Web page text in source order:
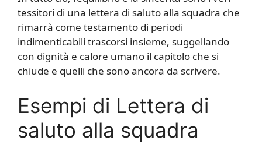
tessitori di una lettera di saluto alla squadra che
rimarrà come testamento di periodi
indimenticabili trascorsi insieme, suggellando
con dignità e calore umano il capitolo che si
chiude e quelli che sono ancora da scrivere.
Esempi di Lettera di
saluto alla squadra